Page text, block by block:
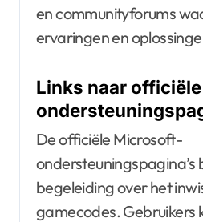
en communityforums
ervaringen en
Links naar
De officiële Microsoft-
begeleiding over het
gamecodes. Gebruikers